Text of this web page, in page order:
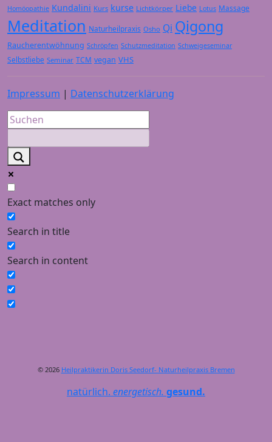
Homöopathie Kundalini Kurs kurse Lichtkörper Liebe Lotus Massage
Meditation Naturheilpraxis Osho Qi Qigong
Raucherentwöhnung Schröpfen Schutzmeditation Schweigeseminar
Selbstliebe Seminar TCM vegan VHS
Impressum | Datenschutzerklärung
Exact matches only
Search in title
Search in content
© 2026 Heilpraktikerin Doris Seedorf- Naturheilpraxis Bremen
natürlich. energetisch. gesund.